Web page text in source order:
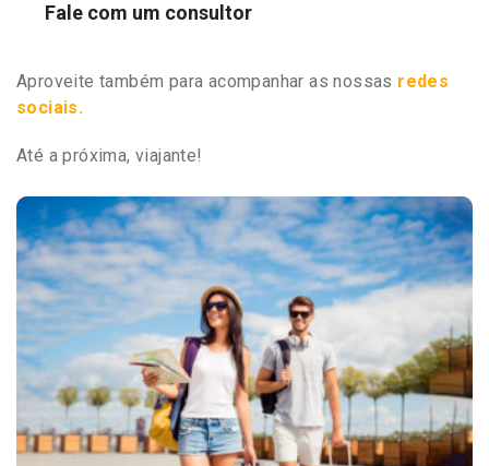
Fale com um consultor
Aproveite também para acompanhar as nossas redes
sociais.
Até a próxima, viajante!